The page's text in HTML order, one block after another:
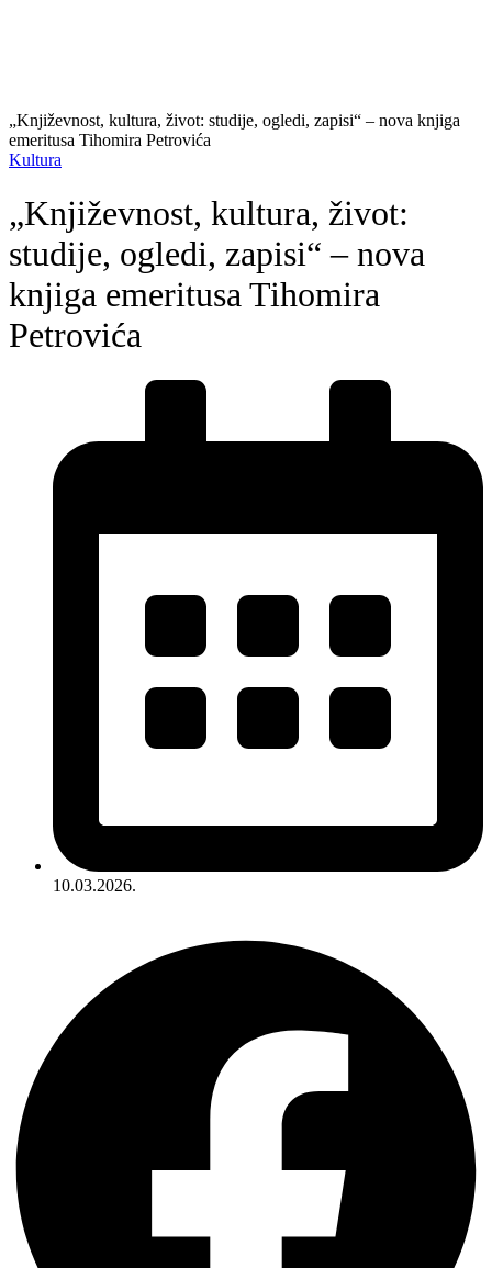
„Književnost, kultura, život: studije, ogledi, zapisi“ – nova knjiga
emeritusa Tihomira Petrovića
Kultura
„Književnost, kultura, život:
studije, ogledi, zapisi“ – nova
knjiga emeritusa Tihomira
Petrovića
10.03.2026.